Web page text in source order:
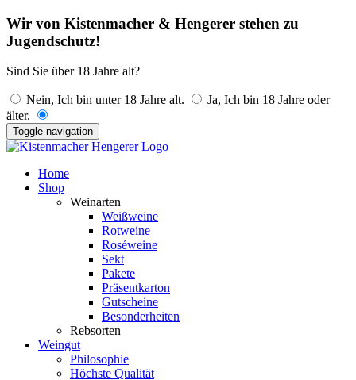
Wir von Kistenmacher & Hengerer stehen zu
Jugendschutz!
Sind Sie über 18 Jahre alt?
Nein, Ich bin unter 18 Jahre alt.
Ja, Ich bin 18 Jahre oder
älter.
Toggle navigation
Home
Shop
Weinarten
Weißweine
Rotweine
Roséweine
Sekt
Pakete
Präsentkarton
Gutscheine
Besonderheiten
Rebsorten
Weingut
Philosophie
Höchste Qualität